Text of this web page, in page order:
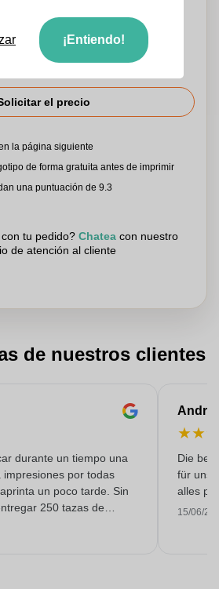
el precio
la página siguiente
de forma gratuita antes de imprimir
una puntuación de 9.3
tu pedido? Chateacon nuestro
de atención al cliente
de nuestros clientes
durante un tiempo una
por todas
un poco tarde. Sin
250 tazas de
excelente a tiempo.
★★
Die
für
alles
15/06/
¡Entiendo!